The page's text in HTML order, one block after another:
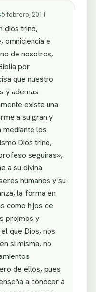
5 febrero, 2011
dios trino,
omniciencia e
de nosotros,
por
que nuestro
y ademas
existe una
a su gran y
mediante los
Dios trino,
seguiras»,
a su divina
humanos y su
la forma en
como hijos de
projmos y
que Dios, nos
si misma, no
de ellos, pues
a conocer a